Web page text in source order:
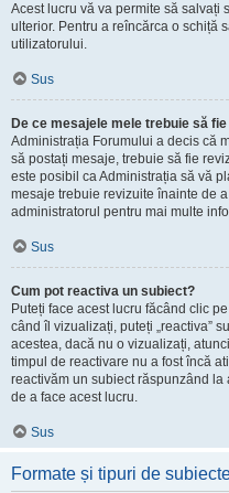
Acest lucru vă va permite să salvați
ulterior. Pentru a reîncărca o schiță
utilizatorului.
Sus
De ce mesajele mele trebuie să
Administrația Forumului a decis că
să postați mesaje, trebuie să fie
este posibil ca Administrația să vă
mesaje trebuie revizuite înainte de
administratorul pentru mai multe
Sus
Cum pot reactiva un subiect?
Puteți face acest lucru făcând clic
când îl vizualizați, puteți „reactiva”
acestea, dacă nu o vizualizați,
timpul de reactivare nu a fost încă
reactivăm un subiect răspunzând
de a face acest lucru.
Sus
Formate și tipuri de